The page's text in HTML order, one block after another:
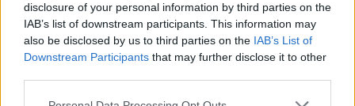
disclosure of your personal information by third parties on the
IAB’s list of downstream participants. This information may
also be disclosed by us to third parties on the IAB’s List of
Downstream Participants that may further disclose it to other
Please note that this website/app uses one or more Google